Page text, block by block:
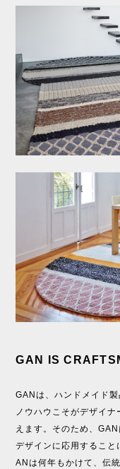
GAN IS
GANは、ハンドメイド
ノウハウこそがデザイ
えます。そのため、
デザインに応用すること
ANは何年もかけて、伝